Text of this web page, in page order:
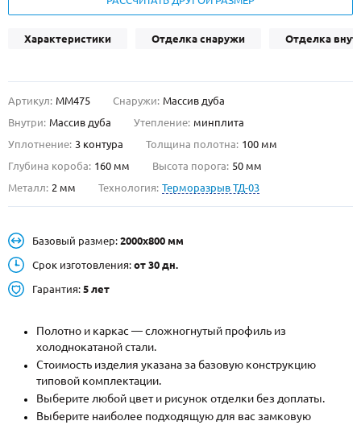
О НАС
Металлические двери от производителя с доставкой и установкой в
НАЙТИ:
INFO@META-M.RU
ЗАПРОСИТЬ РАСЧЕТ
Каталог
Характеристики Отделка снаружи Отделка
Артикул: ММ475 Снаружи: Массив дуба
Внутри: Массив дуба Утепление: минплита
Уплотнение: 3 контура Толщина полотна: 100 мм
Глубина короба: 160 мм Высота порога: 50 мм
Металл: 2 мм Технология: Терморазрыв ТД-03
Базовый размер: 2000х800 мм
Срок изготовления: от 30 дн.
Гарантия: 5 лет
Полотно и каркас — сложногнутый профиль из
холоднокатаной стали.
Стоимость изделия указана за базовую конструкцию
типовой комплектации.
Выберите любой цвет и рисунок отделки без доплаты.
Выберите наиболее подходящую для вас замковую